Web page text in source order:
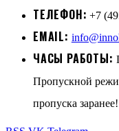
ТЕЛЕФОН: +7
EMAIL:
ЧАСЫ РАБОТЫ:
Пропускной
пропуска заранее!